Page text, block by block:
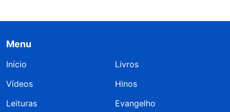
Menu
Início
Livros
Vídeos
Hinos
Leituras
Evangelho